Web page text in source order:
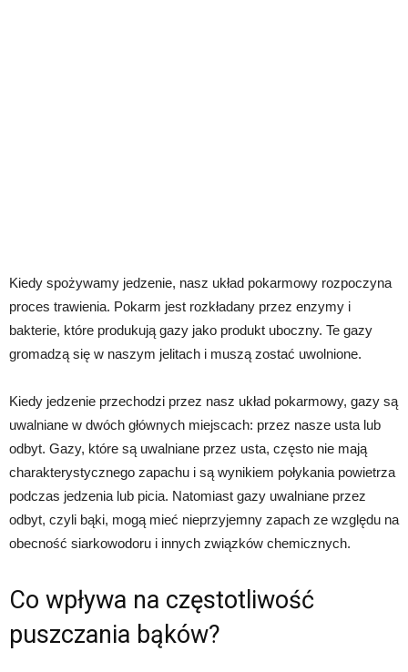
Kiedy spożywamy jedzenie, nasz układ pokarmowy rozpoczyna
proces trawienia. Pokarm jest rozkładany przez enzymy i
bakterie, które produkują gazy jako produkt uboczny. Te gazy
gromadzą się w naszym jelitach i muszą zostać uwolnione.
Kiedy jedzenie przechodzi przez nasz układ pokarmowy, gazy są
uwalniane w dwóch głównych miejscach: przez nasze usta lub
odbyt. Gazy, które są uwalniane przez usta, często nie mają
charakterystycznego zapachu i są wynikiem połykania powietrza
podczas jedzenia lub picia. Natomiast gazy uwalniane przez
odbyt, czyli bąki, mogą mieć nieprzyjemny zapach ze względu na
obecność siarkowodoru i innych związków chemicznych.
Co wpływa na częstotliwość
puszczania bąków?